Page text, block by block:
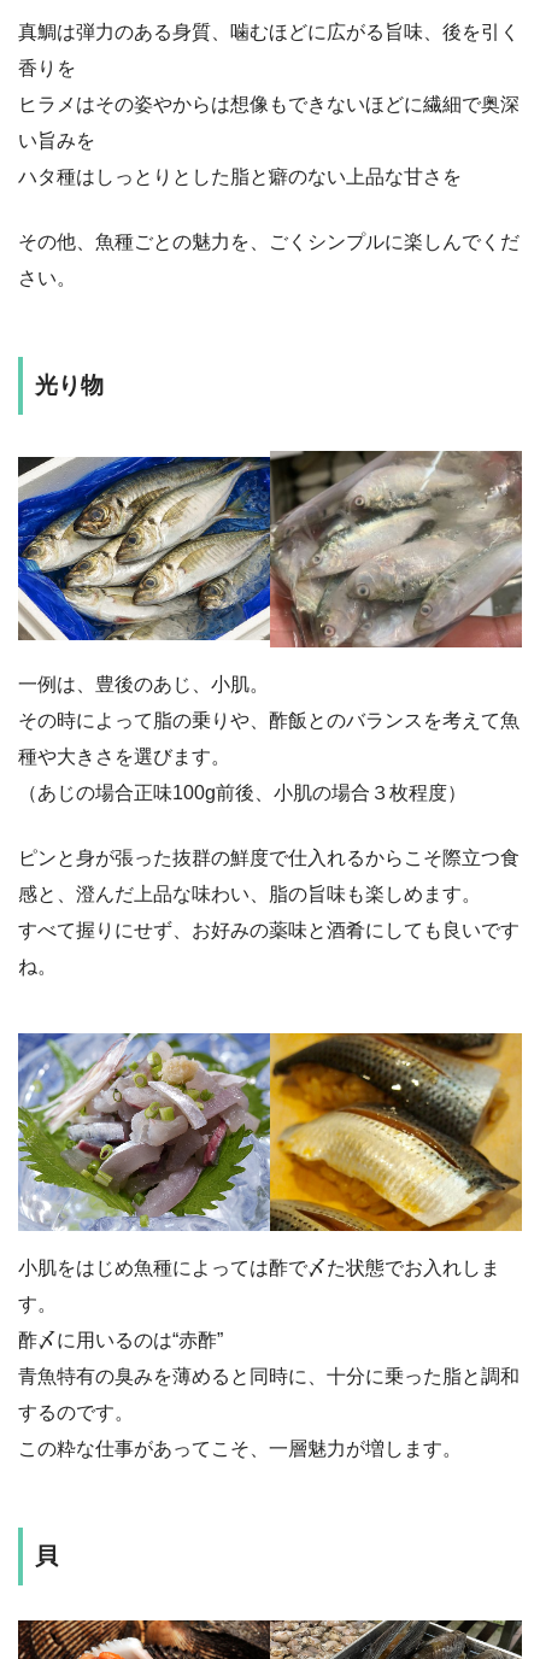
真鯛は弾力のある身質、噛むほどに広がる旨味、後を引く
香りを
ヒラメはその姿やからは想像もできないほどに繊細で奥深
い旨みを
ハタ種はしっとりとした脂と癖のない上品な甘さを
その他、魚種ごとの魅力を、ごくシンプルに楽しんでくだ
さい。
光り物
一例は、豊後のあじ、小肌。
その時によって脂の乗りや、酢飯とのバランスを考えて魚
種や大きさを選びます。
（あじの場合正味100g前後、小肌の場合３枚程度）
ピンと身が張った抜群の鮮度で仕入れるからこそ際立つ食
感と、澄んだ上品な味わい、脂の旨味も楽しめます。
すべて握りにせず、お好みの薬味と酒肴にしても良いです
ね。
小肌をはじめ魚種によっては酢で〆た状態でお入れしま
す。
酢〆に用いるのは“赤酢”
青魚特有の臭みを薄めると同時に、十分に乗った脂と調和
するのです。
この粋な仕事があってこそ、一層魅力が増します。
貝